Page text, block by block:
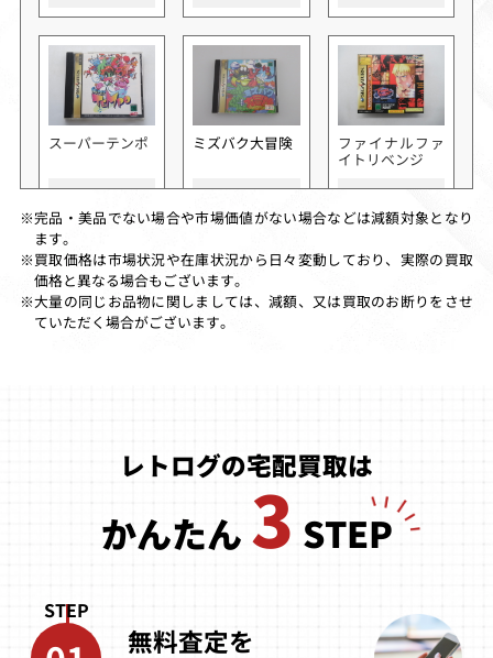
スーパーテンポ
25,000
ミズバク大冒険
20,000
ファイナルファ
イトリベンジ
19,000
18,000 17,000 14,400
ファイナルファ
買取価格
トライラッシュ
買取価格
スチーム・ハー
買取価格
※完品・美品でない場合や市場価値がない場合などは減額対象となり
ます。
※ 買取価格は市場状況や在庫状況から日々変動しており、実際の買取
価格と異なる場合もございます。
※大量の同じお品物に関しましては、減額、又は買取のお断りをさせ
ていただく場合がございます。
レトログの宅配買取は
かんたん 3 STEP
STEP
無料査定を